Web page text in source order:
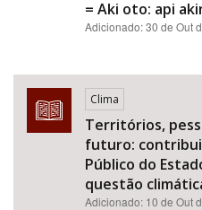
= Aki oto: api
Adicionado:30 de Out
Clima
Territórios,
futuro:
Público do
questão
Adicionado: 10 de Out